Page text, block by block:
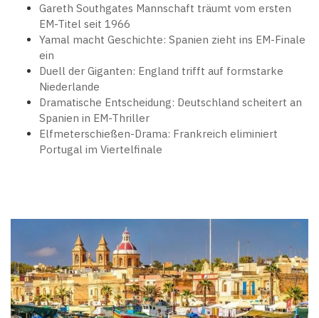
Gareth Southgates Mannschaft träumt vom ersten
EM-Titel seit 1966
Yamal macht Geschichte: Spanien zieht ins EM-Finale
ein
Duell der Giganten: England trifft auf formstarke
Niederlande
Dramatische Entscheidung: Deutschland scheitert an
Spanien in EM-Thriller
Elfmeterschießen-Drama: Frankreich eliminiert
Portugal im Viertelfinale